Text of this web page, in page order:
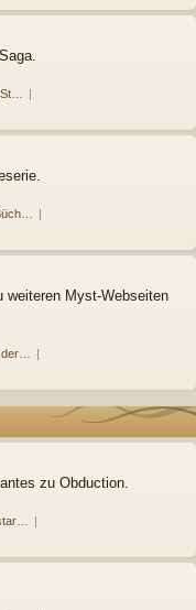
weiteren Myst-Webseiten
zu Obduction.